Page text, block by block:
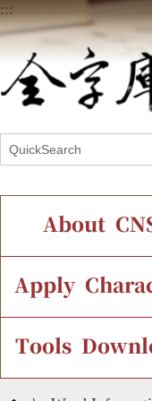
:::
About
Chinese
IDS Query
Components
Apply
Application
Font Instant
Tools